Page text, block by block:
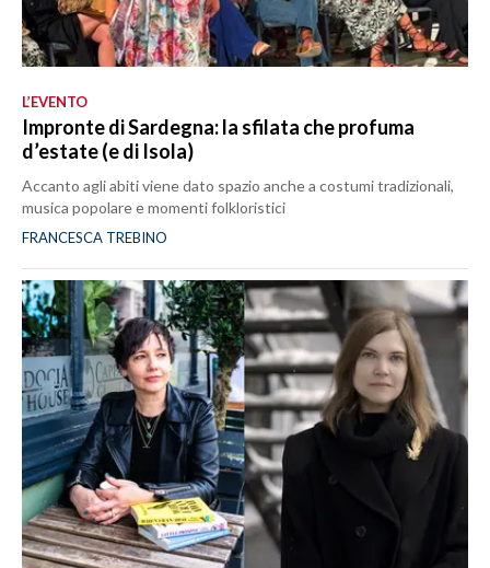
L’EVENTO
Impronte di Sardegna: la sfilata che profuma
d’estate (e di Isola)
Accanto agli abiti viene dato spazio anche a costumi tradizionali,
musica popolare e momenti folkloristici
FRANCESCA TREBINO